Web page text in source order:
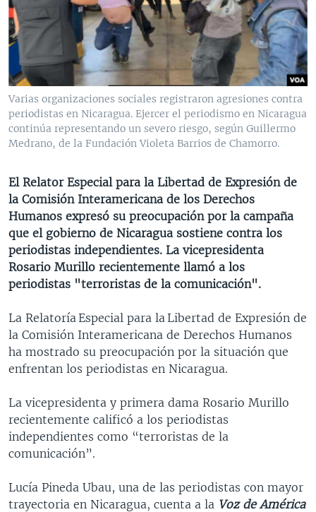
VENEZUELA
BRASIL
NICARAGUA
ENTRETENIMIENTO Y CULTURA
TECNOLOGÍA
DEPORTES
CIENCIA Y SALUD
MULTIMEDIA
VIDEOS
FOTOGRAFÍA
AUDIOS
PROGRAMAS TV
EL MUNDO AL DÍA
FORO INTERAMERICANO
VISIÓN 360
LAS CLAVES
RADIO
AVANCE INFORMATIVO
AUDIONOTICIAS
BUENOS DÍAS AMÉRICA
EL MUNDO AL DÍA [RADIO]
FORO [RADIO]
DEPORTIVO INTERNACIONAL
NOTA ECONÓMICA
ENTRETENIMIENTO
DIRECT
DOCUMENTALES DE LA VOA
Learning English
SÍGANOS
Idiomas
Varias organizaciones sociales registraron agresiones contra
periodistas en Nicaragua. Ejercer el periodismo en Nicaragua
continúa representando un severo riesgo, según Guillermo
Medrano, de la Fundación Violeta Barrios de Chamorro.
El Relator Especial para la Libertad de Expresión de
la Comisión Interamericana de los Derechos
Humanos expresó su preocupación por la campaña
que el gobierno de Nicaragua sostiene contra los
periodistas independientes. La vicepresidenta
Rosario Murillo recientemente llamó a los
periodistas "terroristas de la comunicación".
La Relatoría Especial para la Libertad de Expresión de
la Comisión Interamericana de Derechos Humanos
ha mostrado su preocupación por la situación que
enfrentan los periodistas en Nicaragua.
La vicepresidenta y primera dama Rosario Murillo
recientemente calificó a los periodistas
independientes como “terroristas de la
comunicación”.
Lucía Pineda Ubau, una de las periodistas con mayor
trayectoria en Nicaragua, cuenta a la Voz de América